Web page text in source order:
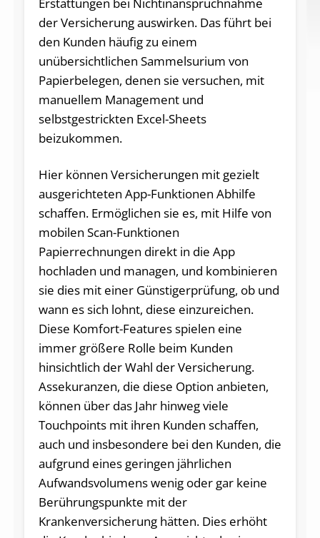
Erstattungen bei Nichtinanspruchnahme
der Versicherung auswirken. Das führt bei
den Kunden häufig zu einem
unübersichtlichen Sammelsurium von
Papierbelegen, denen sie versuchen, mit
manuellem Management und
selbstgestrickten Excel-Sheets
beizukommen.
Hier können Versicherungen mit gezielt
ausgerichteten App-Funktionen Abhilfe
schaffen. Ermöglichen sie es, mit Hilfe von
mobilen Scan-Funktionen
Papierrechnungen direkt in die App
hochladen und managen, und kombinieren
sie dies mit einer Günstigerprüfung, ob und
wann es sich lohnt, diese einzureichen.
Diese Komfort-Features spielen eine
immer größere Rolle beim Kunden
hinsichtlich der Wahl der Versicherung.
Assekuranzen, die diese Option anbieten,
können über das Jahr hinweg viele
Touchpoints mit ihren Kunden schaffen,
auch und insbesondere bei den Kunden, die
aufgrund eines geringen jährlichen
Aufwandsvolumens wenig oder gar keine
Berührungspunkte mit der
Krankenversicherung hätten. Dies erhöht